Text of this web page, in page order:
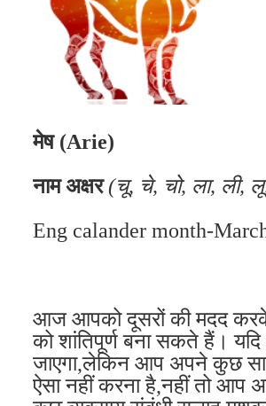
मेष (Arie)
नाम अक्षर (चू, चे, चो, ला, ली,
Eng calander month-
आज आपको दूसरों की मदद
को शांतिपूर्ण बना सकते हैं।
जाएगा,लेकिन आप अपने कुछ
ऐसा नहीं करना है,नहीं तो आप